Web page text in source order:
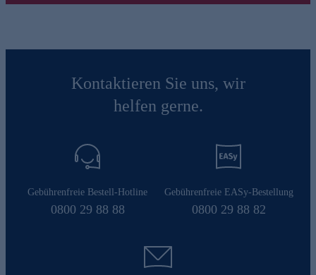
Kontaktieren Sie uns, wir
helfen gerne.
Gebührenfreie Bestell-Hotline
0800 29 88 88
Gebührenfreie EASy-Bestellung
0800 29 88 82